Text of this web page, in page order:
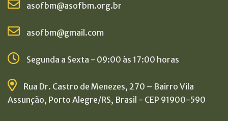
asofbm@asofbm.org.br
asofbm@gmail.com
Segunda a Sexta - 09:00 às 17:00 horas
Rua Dr. Castro de Menezes, 270 – Bairro Vila
Assunção, Porto Alegre/RS, Brasil - CEP 91900-590